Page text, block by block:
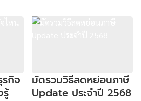
รกิจ
มัดรวมวิธีลดหย่อนภาษี
Update ประจำปี 2568